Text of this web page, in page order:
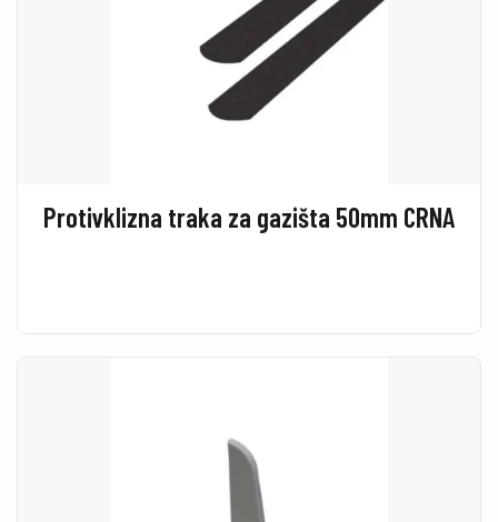
Protivklizna traka za gazišta 50mm CRNA